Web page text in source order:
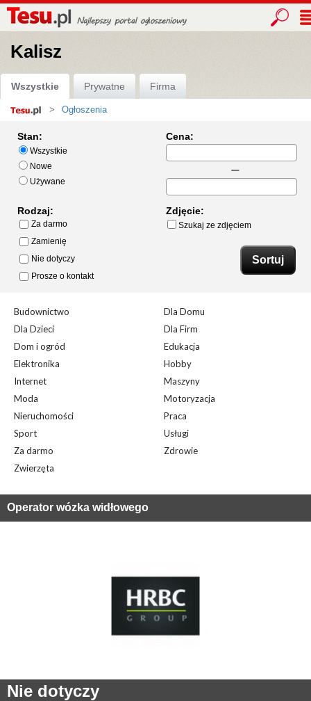
Kalisz
Wszystkie Prywatne Firma
Strona
Ogłoszenia
Stan:
Wszystkie
Nowe
Używane
Cena:
Rodzaj:
Za darmo
Zamienię
Nie dotyczy
Prosze o kontakt
Zdjęcie:
Szukaj ze zdjęciem
Budownictwo
Dla Domu
Dla Dzieci
Dla Firm
Dom i ogród
Edukacja
Elektronika
Hobby
Internet
Maszyny
Moda
Motoryzacja
Nieruchomości
Praca
Sport
Usługi
Za darmo
Zdrowie
Zwierzęta
Operator wózka widłowego
Nie dotyczy